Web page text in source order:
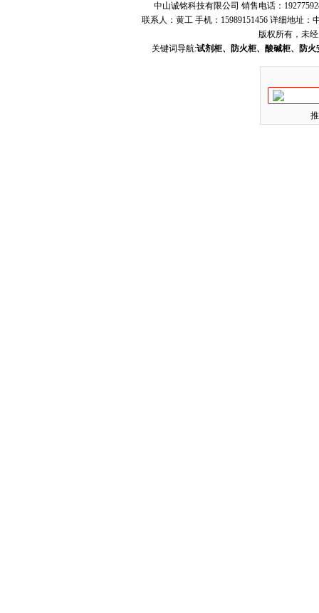
中山诚铭科技有限公司 销售电话：
联系人：黄工 手机：15989151456 详细地址
版权所有，未
关键词导航:试剂柜、防火柜、酸碱柜、防